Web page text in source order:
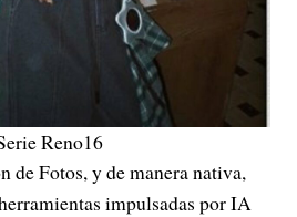
Reno16
de Fotos, y de manera nativa,
impulsadas por IA